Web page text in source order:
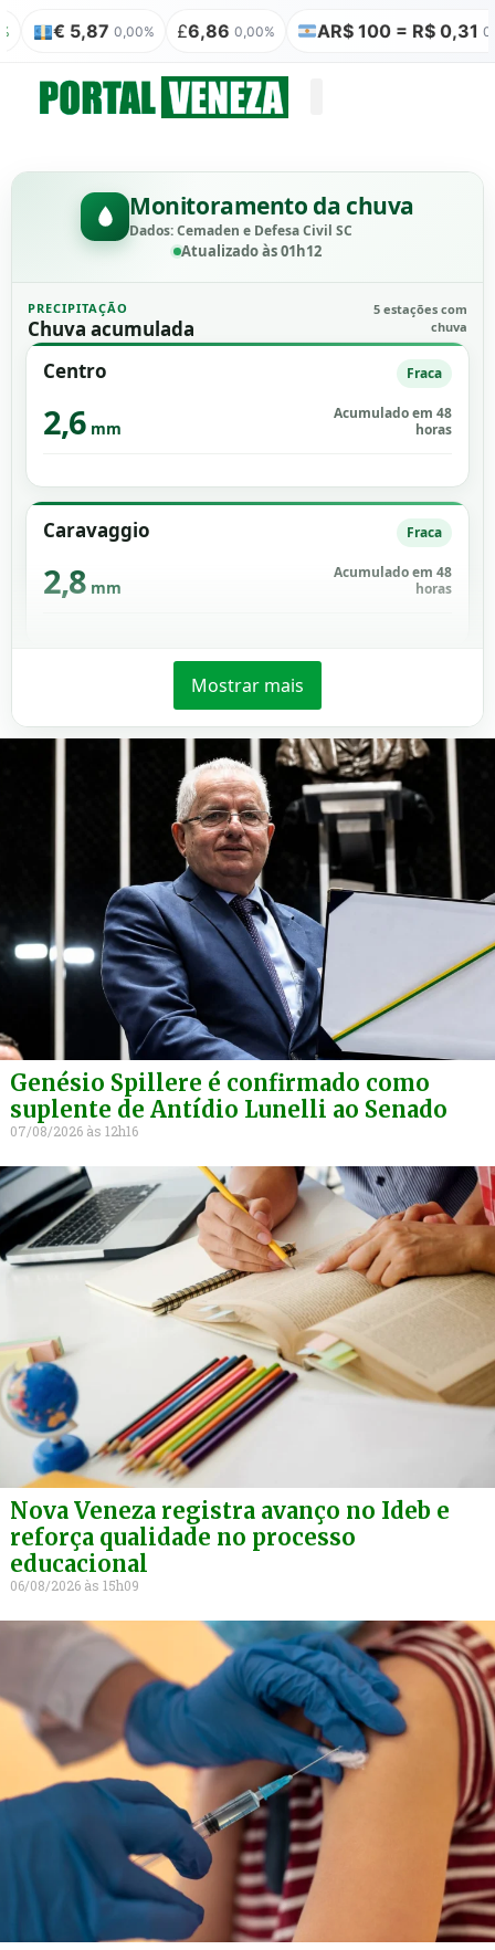
0,00% £6,86 0,00% AR$ 100 = R$ 0,31 0,00% ₿
Monitoramento da chuva
Dados: Cemaden e Defesa Civil SC
Atualizado às 01h12
PRECIPITAÇÃO
Chuva acumulada
5 estações com
chuva
Centro Fraca
2,6mm
Acumulado em 48
horas
Caravaggio Fraca
2,8mm
Acumulado em 48
horas
5,6
Acumulado em 48
horas
3,0 mm
Acumulado em 48
horas
São Bento Baixo Fraca
6,2mm
Acumulado em 48
horas
≋
PICADÃO
Rio Mãe Luzia
28 cm acima do nível normal
≋
SÃO BENTO BAIXO
Rio São Bento
4 cm abaixo do nível normal
Mostrar mais
Genésio Spillere é confirmado como
suplente de Antídio Lunelli ao Senado
07/08/2026 12h16
Nova Veneza registra avanço no Ideb e
reforça qualidade no processo
educacional
06/08/2026 15h09